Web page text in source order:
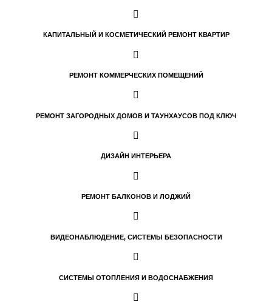
КАПИТАЛЬНЫЙ И КОСМЕТИЧЕСКИЙ РЕМОНТ КВАРТИР
РЕМОНТ КОММЕРЧЕСКИХ ПОМЕЩЕНИЙ
РЕМОНТ ЗАГОРОДНЫХ ДОМОВ И ТАУНХАУСОВ ПОД КЛЮЧ
ДИЗАЙН ИНТЕРЬЕРА
РЕМОНТ БАЛКОНОВ И ЛОДЖИЙ
ВИДЕОНАБЛЮДЕНИЕ, СИСТЕМЫ БЕЗОПАСНОСТИ
СИСТЕМЫ ОТОПЛЕНИЯ И ВОДОСНАБЖЕНИЯ